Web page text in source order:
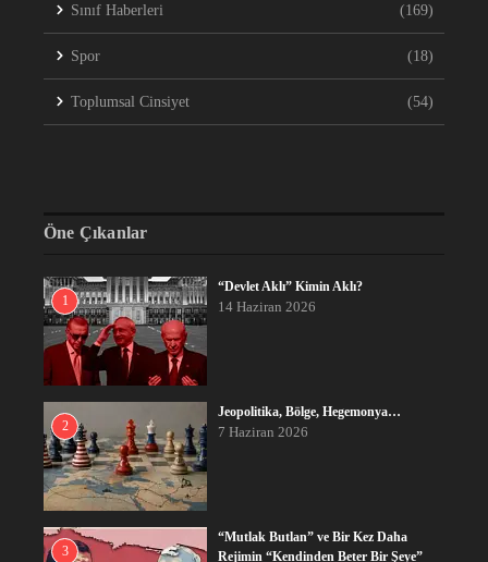
Sınıf Haberleri (169)
Spor (18)
Toplumsal Cinsiyet (54)
Öne Çıkanlar
1
“Devlet Aklı” Kimin Aklı?
14 Haziran 2026
2
Jeopolitika, Bölge, Hegemonya…
7 Haziran 2026
3
“Mutlak Butlan” ve Bir Kez Daha
Rejimin “Kendinden Beter Bir Şeye”